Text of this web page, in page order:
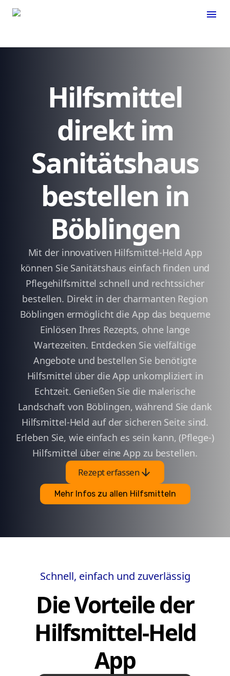
menu
Hilfsmittel
direkt im
Sanitätshaus
bestellen in
Böblingen
Mit der innovativen Hilfsmittel-Held App
können Sie Sanitätshaus einfach finden und
Pflegehilfsmittel schnell und rechtssicher
bestellen. Direkt in der charmanten Region
Böblingen ermöglicht die App das bequeme
Einlösen Ihres Rezepts, ohne lange
Wartezeiten. Entdecken Sie vielfältige
Angebote und bestellen Sie benötigte
Hilfsmittel über die App unkompliziert in
Echtzeit. Genießen Sie die malerische
Landschaft von Böblingen, während Sie dank
Hilfsmittel-Held auf der sicheren Seite sind.
Erleben Sie, wie einfach es sein kann, (Pflege-)
Hilfsmittel über eine App zu bestellen.
Rezept erfassenarrow_downward
Mehr Infos zu allen Hilfsmitteln
Schnell, einfach und zuverlässig
Die Vorteile der
Hilfsmittel-Held
App